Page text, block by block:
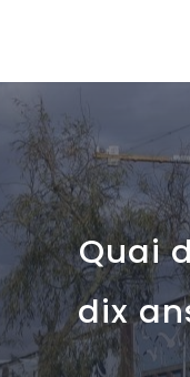
Quai
dix